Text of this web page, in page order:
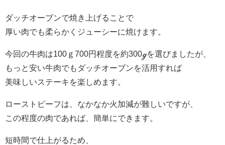
ダッチオーブンで焼き上げることで
厚い肉でも柔らかくジューシーに焼けます。
今回の牛肉は100ｇ700円程度を約300ℊを選びましたが、
もっと安い牛肉でもダッチオーブンを活用すれば
美味しいステーキを楽しめます。
ローストビーフは、なかなか火加減が難しいですが、
この程度の肉であれば、簡単にできます。
短時間で仕上がるため、